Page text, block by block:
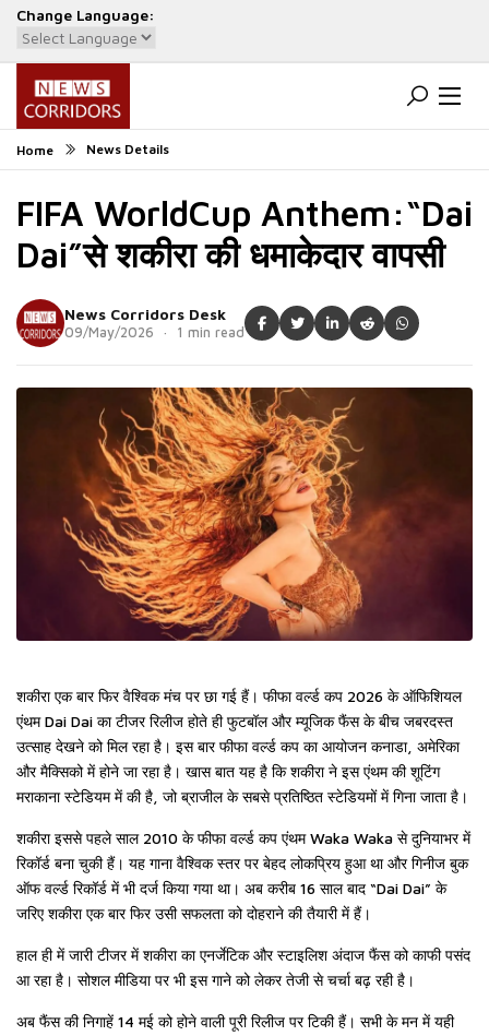
Change Language:
Powered by Translate
Home News Details
FIFA WorldCup Anthem:“Dai
Dai”से शकीरा की धमाकेदार वापसी
News Corridors Desk
09/May/2026 · 1 min read
शकीराएक बार फिर वैश्विक मंच पर छा गई हैं। फीफा वर्ल्ड कप 2026 के ऑफिशियल
एंथमDai Dai का टीजर रिलीज होते ही फुटबॉल और म्यूजिक फैंस के बीच जबरदस्त
उत्साह देखने को मिल रहा है। इस बार फीफा वर्ल्ड कप का आयोजन कनाडा, अमेरिका
औरमैक्सिकोमें होने जा रहा है। खास बात यह है कि शकीरा ने इस एंथम की शूटिंग
मराकाना स्टेडियममें की है, जो ब्राजील के सबसे प्रतिष्ठित स्टेडियमों में गिना जाता है।
शकीरा इससे पहले साल 2010 के फीफा वर्ल्ड कप एंथमWaka Waka से दुनियाभर में
रिकॉर्ड बना चुकी हैं। यह गाना वैश्विक स्तर पर बेहद लोकप्रिय हुआ था और गिनीज बुक
ऑफ वर्ल्ड रिकॉर्ड में भी दर्ज किया गया था। अब करीब 16 साल बाद “Dai Dai” के
जरिए शकीरा एक बार फिर उसी सफलता को दोहराने की तैयारी में हैं।
हाल ही में जारी टीजर में शकीरा का एनर्जेटिक और स्टाइलिश अंदाज फैंस को काफी पसंद
आ रहा है। सोशल मीडिया पर भी इस गाने को लेकर तेजी से चर्चा बढ़ रही है।
अब फैंस की निगाहें 14 मई को होने वाली पूरी रिलीज पर टिकी हैं। सभी के मन में यही